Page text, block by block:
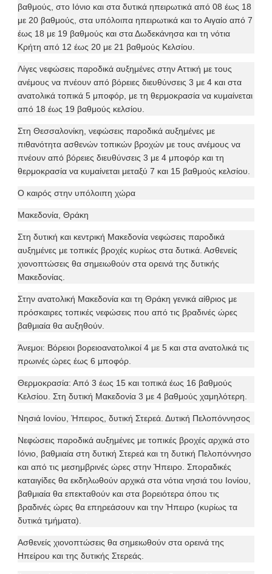
βαθμούς, στο Ιόνιο και στα δυτικά ηπειρωτικά από 08 έως 18
με 20 βαθμούς, στα υπόλοιπα ηπειρωτικά και το Αιγαίο από 7
έως 18 με 19 βαθμούς και στα Δωδεκάνησα και τη νότια
Κρήτη από 12 έως 20 με 21 βαθμούς Κελσίου.
Λίγες νεφώσεις παροδικά αυξημένες στην Αττική με τους
ανέμους να πνέουν από βόρειες διευθύνσεις 3 με 4 και στα
ανατολικά τοπικά 5 μποφόρ, με τη θερμοκρασία να κυμαίνεται
από 18 έως 19 βαθμούς κελσίου.
Στη Θεσσαλονίκη, νεφώσεις παροδικά αυξημένες με
πιθανότητα ασθενών τοπικών βροχών με τους ανέμους να
πνέουν από βόρειες διευθύνσεις 3 με 4 μποφόρ και τη
θερμοκρασία να κυμαίνεται μεταξύ 7 και 15 βαθμούς κελσίου.
Ο καιρός στην υπόλοιπη χώρα
Μακεδονία, Θράκη
Στη δυτική και κεντρική Μακεδονία νεφώσεις παροδικά
αυξημένες με τοπικές βροχές κυρίως στα δυτικά. Ασθενείς
χιονοπτώσεις θα σημειωθούν στα ορεινά της δυτικής
Μακεδονίας.
Στην ανατολική Μακεδονία και τη Θράκη γενικά αίθριος με
πρόσκαιρες τοπικές νεφώσεις που από τις βραδινές ώρες
βαθμιαία θα αυξηθούν.
Άνεμοι: Βόρειοι βορειοανατολικοί 4 με 5 και στα ανατολικά τις
πρωινές ώρες έως 6 μποφόρ.
Θερμοκρασία: Από 3 έως 15 και τοπικά έως 16 βαθμούς
Κελσίου. Στη δυτική Μακεδονία 3 με 4 βαθμούς χαμηλότερη.
Νησιά Ιονίου, Ήπειρος, δυτική Στερεά. Δυτική Πελοπόννησος
Νεφώσεις παροδικά αυξημένες με τοπικές βροχές αρχικά στο
Ιόνιο, βαθμιαία στη δυτική Στερεά και τη δυτική Πελοπόννησο
και από τις μεσημβρινές ώρες στην Ήπειρο. Σποραδικές
καταιγίδες θα εκδηλωθούν αρχικά στα νότια νησιά του Ιονίου,
βαθμιαία θα επεκταθούν και στα βορειότερα όπου τις
βραδινές ώρες θα επηρεάσουν και την Ήπειρο (κυρίως τα
δυτικά τμήματα).
Ασθενείς χιονοπτώσεις θα σημειωθούν στα ορεινά της
Ηπείρου και της δυτικής Στερεάς.